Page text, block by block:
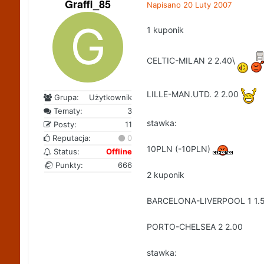
Graffi_85
Grupa:
Użytkownik
Tematy:
3
Posty:
11
Reputacja:
0
Status:
Offline
Punkty:
666
Napisano 20 Luty 2007
1 kuponik
CELTIC-MILAN 2 2.40\
LILLE-MAN.UTD. 2 2.00
stawka:
10PLN (-10PLN)
2 kuponik
BARCELONA-LIVERPOOL 1
PORTO-CHELSEA 2 2.00
stawka: